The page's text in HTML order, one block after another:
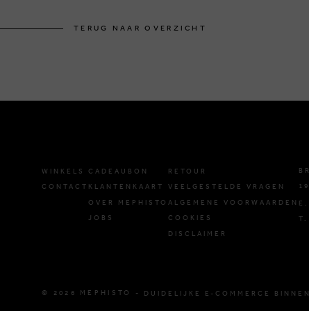
TERUG NAAR OVERZICHT
WINKELS
CONTACT
CADEAUBON
KLANTENKAART
OVER MEPHISTO
JOBS
RETOUR
VEELGESTELDE VRAGEN
ALGEMENE VOORWAARDEN
COOKIES
DISCLAIMER
© 2026 MEPHISTO - DUIDELIJKE E-COMMERCE